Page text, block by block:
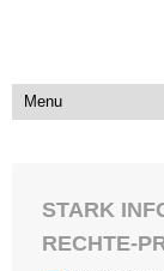
STARK
RECHTE-